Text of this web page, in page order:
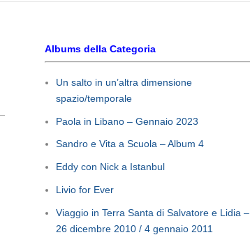
Albums della Categoria
Un salto in un’altra dimensione
spazio/temporale
Paola in Libano – Gennaio 2023
Sandro e Vita a Scuola – Album 4
Eddy con Nick a Istanbul
Livio for Ever
Viaggio in Terra Santa di Salvatore e Lidia –
26 dicembre 2010 / 4 gennaio 2011